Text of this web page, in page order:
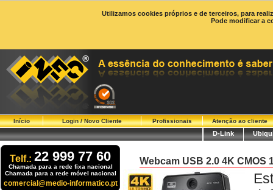
Utilizamos cookies próprios e de terceiros, para
Pode modificar a
Início Login / Novo Cliente Profissionais Atenção ao cliente
D-Link
Telf.: 22 999 77 60
Chamada para a rede fixa nacional
Chamada para a rede móvel nacional
comercial@medio-informatico.pt
Webcam USB 2.0 4K CMOS